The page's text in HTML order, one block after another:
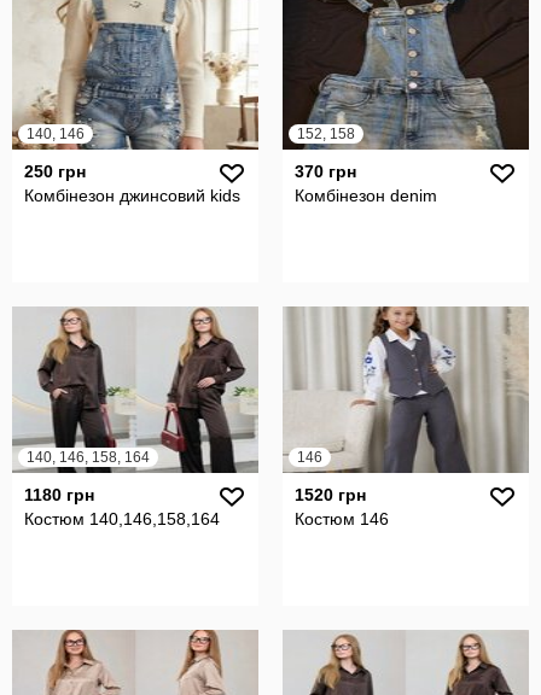
140, 146
250 грн
Комбінезон джинсовий kids
152, 158
370 грн
Комбінезон denim
140, 146, 158, 164
1180 грн
Костюм 140,146,158,164
146
1520 грн
Костюм 146